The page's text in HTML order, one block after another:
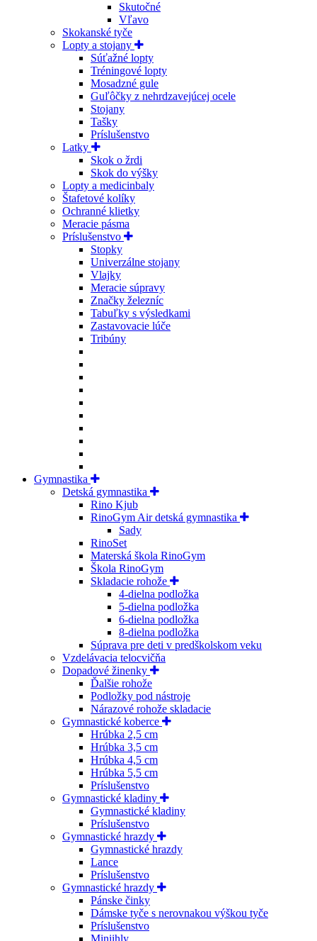
Skutočné
Vľavo
Skokanské tyče
Lopty a stojany
Súťažné lopty
Tréningové lopty
Mosadzné gule
Guľôčky z nehrdzavejúcej ocele
Stojany
Tašky
Príslušenstvo
Latky
Skok o žrdi
Skok do výšky
Lopty a medicinbaly
Štafetové kolíky
Ochranné klietky
Meracie pásma
Príslušenstvo
Stopky
Univerzálne stojany
Vlajky
Meracie súpravy
Značky železníc
Tabuľky s výsledkami
Zastavovacie lúče
Tribúny
Gymnastika
Detská gymnastika
Rino Kjub
RinoGym Air detská gymnastika
Sady
RinoSet
Materská škola RinoGym
Škola RinoGym
Skladacie rohože
4-dielna podložka
5-dielna podložka
6-dielna podložka
8-dielna podložka
Súprava pre deti v predškolskom veku
Vzdelávacia telocvičňa
Dopadové žinenky
Ďalšie rohože
Podložky pod nástroje
Nárazové rohože skladacie
Gymnastické koberce
Hrúbka 2,5 cm
Hrúbka 3,5 cm
Hrúbka 4,5 cm
Hrúbka 5,5 cm
Príslušenstvo
Gymnastické kladiny
Gymnastické kladiny
Príslušenstvo
Gymnastické hrazdy
Gymnastické hrazdy
Lance
Príslušenstvo
Gymnastické hrazdy
Pánske činky
Dámske tyče s nerovnakou výškou tyče
Príslušenstvo